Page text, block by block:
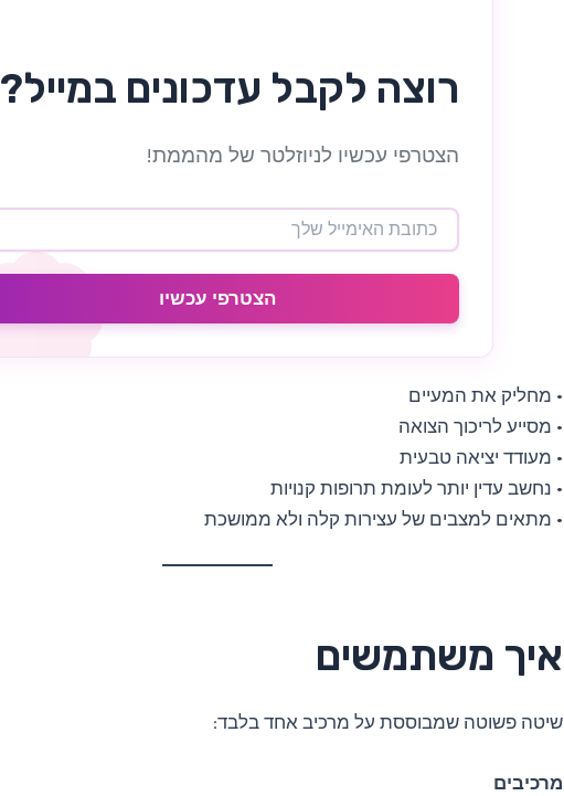
רוצה לקבל עדכונים במייל?
הצטרפי עכשיו לניוזלטר של מהממת!
הצטרפי עכשיו
• מחליק את המעיים
• מסייע לריכוך הצואה
• מעודד יציאה טבעית
• נחשב עדין יותר לעומת תרופות קנויות
• מתאים למצבים של עצירות קלה ולא ממושכת
איך משתמשים
שיטה פשוטה שמבוססת על מרכיב אחד בלבד:
מרכיבים